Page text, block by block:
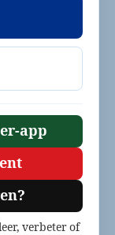
app
verbeter of